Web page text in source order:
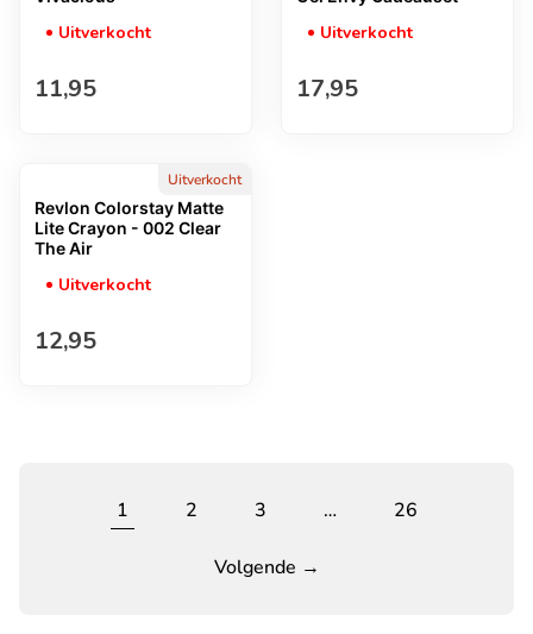
Uitverkocht
Normale prijs
11,95
Uitverkocht
Normale prijs
17,95
Uitverkocht
Revlon Colorstay Matte
Lite Crayon - 002 Clear
The Air
Uitverkocht
Normale prijs
12,95
1 2 3 … 26
Volgende →